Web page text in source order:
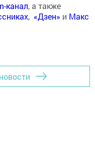
канал, а также
, «Дзен» и Макс